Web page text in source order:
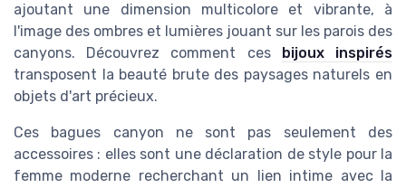
ajoutant une dimension multicolore et vibrante, à
l'image des ombres et lumières jouant sur les parois des
canyons. Découvrez comment ces
bijoux inspirés
transposent la beauté brute des paysages naturels en
objets d'art précieux.
Ces bagues canyon ne sont pas seulement des
accessoires : elles sont une déclaration de style pour la
femme moderne recherchant un lien intime avec la